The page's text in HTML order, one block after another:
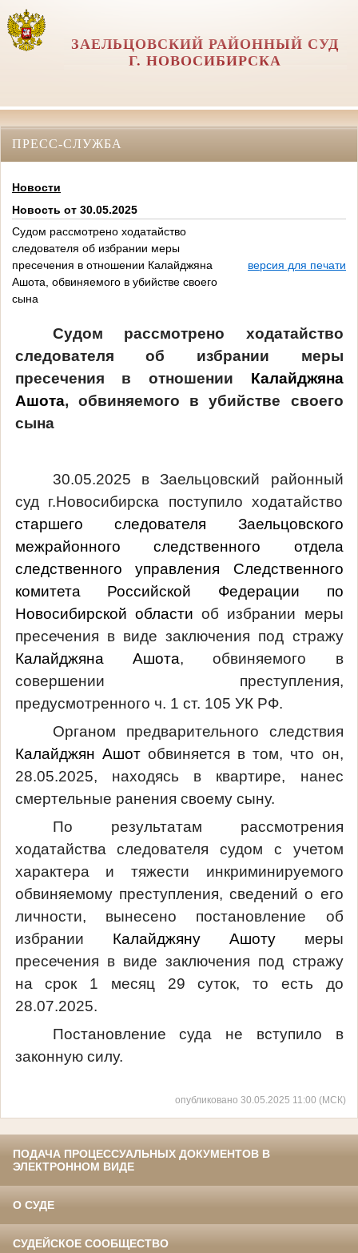
ЗАЕЛЬЦОВСКИЙ РАЙОННЫЙ СУД
Г. НОВОСИБИРСКА
ПРЕСС-СЛУЖБА
Новости
Новость от 30.05.2025
Судом рассмотрено ходатайство
следователя об избрании меры
пресечения в отношении Калайджяна
Ашота, обвиняемого в убийстве своего
сына
версия для печати
Судом рассмотрено ходатайство
следователя об избрании меры
пресечения в отношении Калайджяна
Ашота, обвиняемого в убийстве своего
сына
30.05.2025 в Заельцовский районный
суд г.Новосибирска поступило ходатайство
старшего следователя Заельцовского
межрайонного следственного отдела
следственного управления Следственного
комитета Российской Федерации по
Новосибирской области об избрании меры
пресечения в виде заключения под стражу
Калайджяна Ашота, обвиняемого в
совершении преступления,
предусмотренного ч. 1 ст. 105 УК РФ.
Органом предварительного следствия
Калайджян Ашотобвиняется в том, что он,
28.05.2025, находясь в квартире, нанес
смертельные ранения своему сыну.
По результатам рассмотрения
ходатайства следователя судом с учетом
характера и тяжести инкриминируемого
обвиняемому преступления, сведений о его
личности, вынесено постановление об
избрании Калайджяну Ашотумеры
пресечения в виде заключения под стражу
на срок 1 месяц 29 суток, то есть до
28.07.2025.
Постановление суда не вступило в
законную силу.
опубликовано 30.05.2025 11:00 (МСК)
ПОДАЧА ПРОЦЕССУАЛЬНЫХ ДОКУМЕНТОВ В
ЭЛЕКТРОННОМ ВИДЕ
О СУДЕ
СУДЕЙСКОЕ СООБЩЕСТВО